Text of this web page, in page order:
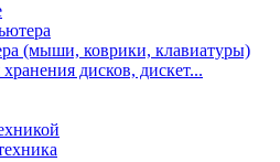
(мыши, коврики, клавиатуры)
дисков, дискет...